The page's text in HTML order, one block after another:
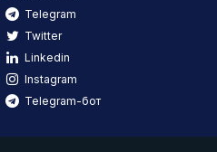
Telegram
Twitter
Linkedin
Instagram
Telegram-бот